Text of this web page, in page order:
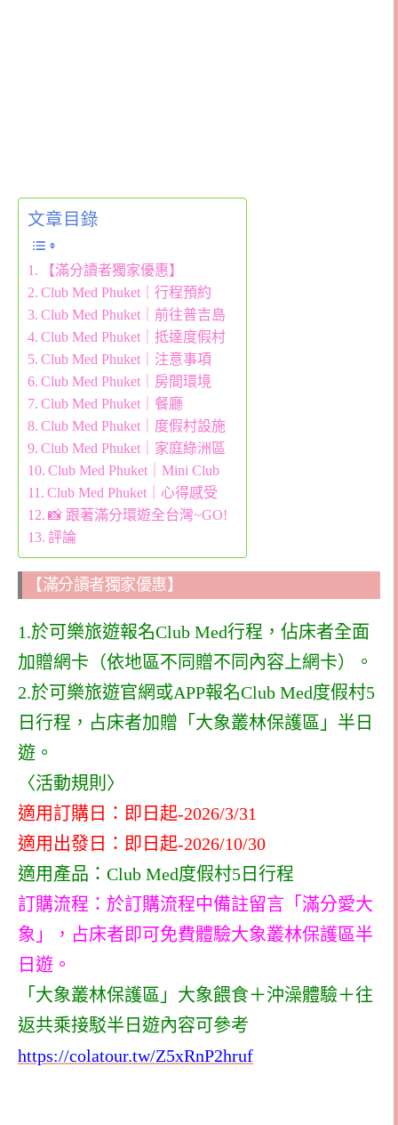
文章目錄
【滿分讀者獨家優惠】
Club Med Phuket｜行程預約
Club Med Phuket｜前往普吉島
Club Med Phuket｜抵達度假村
Club Med Phuket｜注意事項
Club Med Phuket｜房間環境
Club Med Phuket｜餐廳
Club Med Phuket｜度假村設施
Club Med Phuket｜家庭綠洲區
Club Med Phuket｜Mini Club
Club Med Phuket｜心得感受
📸 跟著滿分環遊全台灣~GO!
評論
【滿分讀者獨家優惠】
1.於可樂旅遊報名Club Med行程，佔床者全面
加贈網卡（依地區不同贈不同內容上網卡）。
2.於可樂旅遊官網或APP報名Club Med度假村5
日行程，占床者加贈「大象叢林保護區」半日
遊。
〈活動規則〉
適用訂購日：即日起-2026/3/31
適用出發日：即日起-2026/10/30
適用產品：Club Med度假村5日行程
訂購流程：於訂購流程中備註留言「滿分愛大
象」，占床者即可免費體驗大象叢林保護區半
日遊。
「大象叢林保護區」大象餵食＋沖澡體驗＋往
返共乘接駁半日遊內容可參考
https://colatour.tw/Z5xRnP2hruf